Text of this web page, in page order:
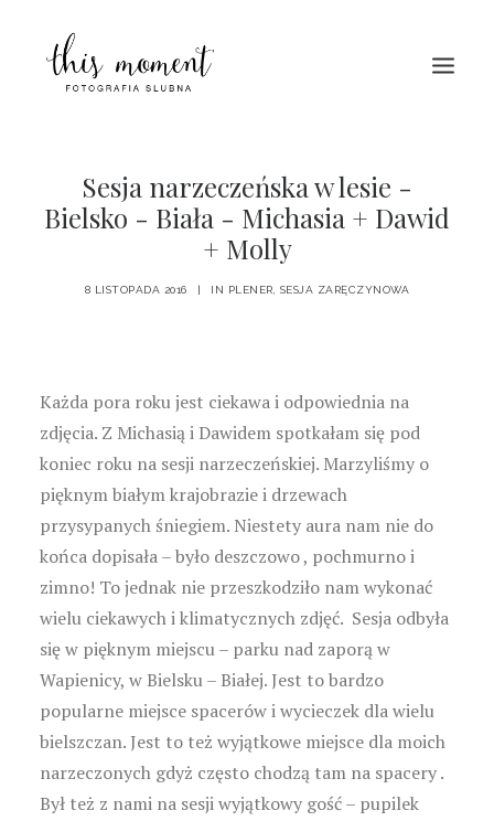
O MNIE
Sesja narzeczeńska w lesie -
Bielsko - Biała - Michasia + Dawid
+ Molly
8 LISTOPADA 2016 | IN PLENER SESJA ZARĘCZYNOWA
Każda pora roku jest ciekawa i odpowiednia na
zdjęcia. Z Michasią i Dawidem spotkałam się pod
koniec roku na sesji narzeczeńskiej. Marzyliśmy o
pięknym białym krajobrazie i drzewach
przysypanych śniegiem. Niestety aura nam nie do
końca dopisała – było deszczowo , pochmurno i
zimno! To jednak nie przeszkodziło nam wykonać
wielu ciekawych i klimatycznych zdjęć. Sesja odbyła
się w pięknym miejscu – parku nad zaporą w
Wapienicy, w Bielsku – Białej. Jest to bardzo
popularne miejsce spacerów i wycieczek dla wielu
bielszczan. Jest to też wyjątkowe miejsce dla moich
narzeczonych gdyż często chodzą tam na spacery .
Był też z nami na sesji wyjątkowy gość – pupilek